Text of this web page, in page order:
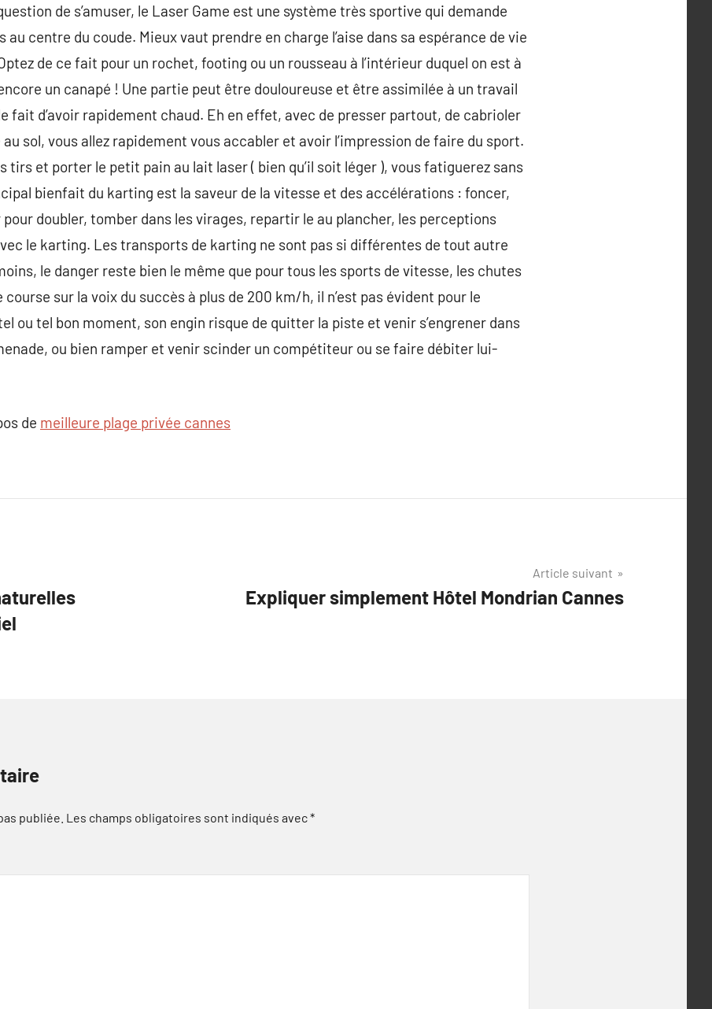
de s’amuser, le Laser Game est une système très sportive qui demande
au centre du coude. Mieux vaut prendre en charge l’aise dans sa espérance de vie
de ce fait pour un rochet, footing ou un rousseau à l’intérieur duquel on est à
encore un canapé ! Une partie peut être douloureuse et être assimilée à un travail
fait d’avoir rapidement chaud. Eh en effet, avec de presser partout, de cabrioler
sol, vous allez rapidement vous accabler et avoir l’impression de faire du sport.
tirs et porter le petit pain au lait laser ( bien qu’il soit léger ), vous fatiguerez sans
bienfait du karting est la saveur de la vitesse et des accélérations : foncer,
doubler, tomber dans les virages, repartir le au plancher, les perceptions
le karting. Les transports de karting ne sont pas si différentes de tout autre
le danger reste bien le même que pour tous les sports de vitesse, les chutes
sur la voix du succès à plus de 200 km/h, il n’est pas évident pour le
ou tel bon moment, son engin risque de quitter la piste et venir s’engrener dans
ou bien ramper et venir scinder un compétiteur ou se faire débiter lui-
de meilleure plage privée cannes
Article suivant
Expliquer simplement Hôtel Mondrian Cannes
publiée. Les champs obligatoires sont indiqués avec*